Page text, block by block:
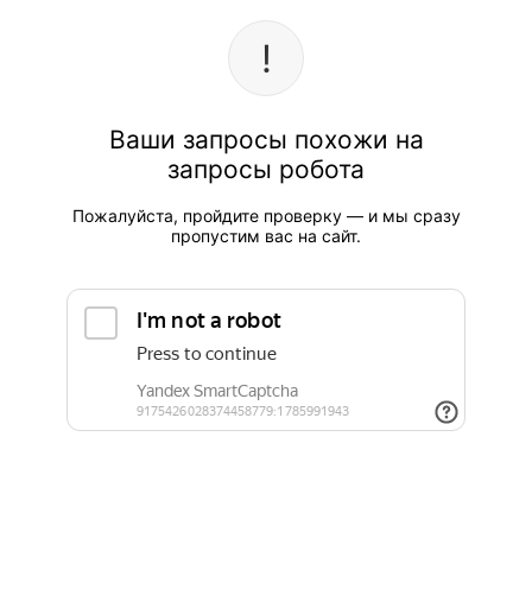
Ваши запросы похожи на
запросы робота
Пожалуйста, пройдите проверку — и мы сразу
пропустим вас на сайт.